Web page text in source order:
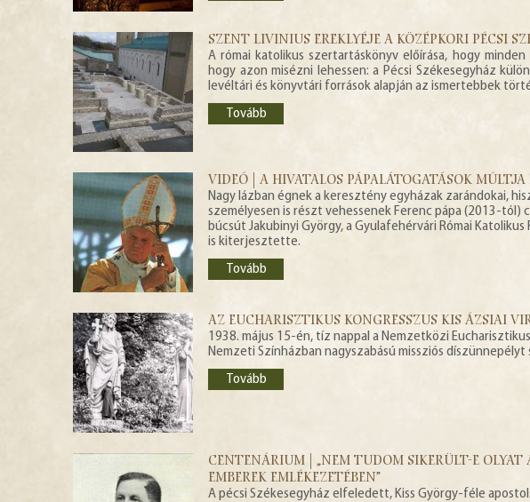
SZENT LIVINIUS EREKLYÉJE A KÖZÉPKORI PÉCSI
A római katolikus szertartáskönyv előírása, hogy
hogy azon misézni lehessen: a Pécsi Székesegyház
levéltári és könyvtári források alapján az ismertebbek
Tovább
VIDEÓ | A HIVATALOS PÁPALÁTOGATÁSOK MÚLTJA
Nagy lázban égnek a keresztény egyházak zarándokai,
személyesen is részt vehessenek Ferenc pápa (2013-tól)
búcsút Jakubinyi György, a Gyulafehérvári Római
is kiterjesztette.
Tovább
AZ EUCHARISZTIKUS KONGRESSZUS KIS ÁZSIAI
1938. május 15-én, tíz nappal a Nemzetközi
Nemzeti Színházban nagyszabású missziós
Tovább
CENTENÁRIUM | „NEM TUDOM SIKERÜLT-E
EMBEREK EMLÉKEZETÉBEN”
A pécsi Székesegyház elfeledett, Kiss György-féle